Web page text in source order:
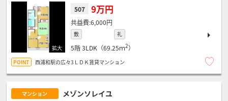
507 9万円
6,000円
敷 礼
5階3LDK（69.25ｍ2）
西浦和駅の広々3ＬＤＫ賃貸マンション
マンション メゾンソレイユ